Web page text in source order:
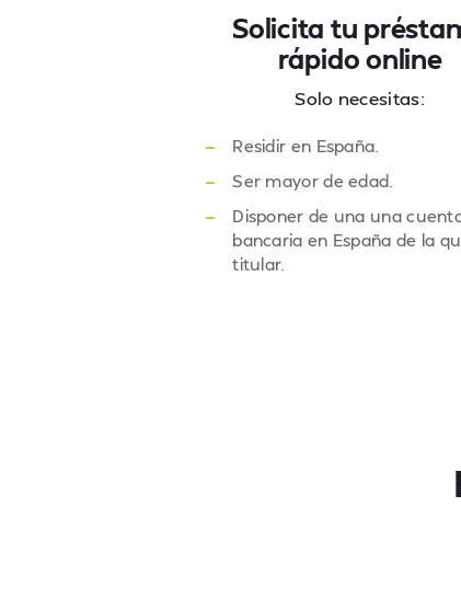
Solicita tu
rápido online
Solo necesitas:
—
Residir en España.
—
Ser mayor de edad.
—
Disponer de una una
bancaria en España de la
titular.